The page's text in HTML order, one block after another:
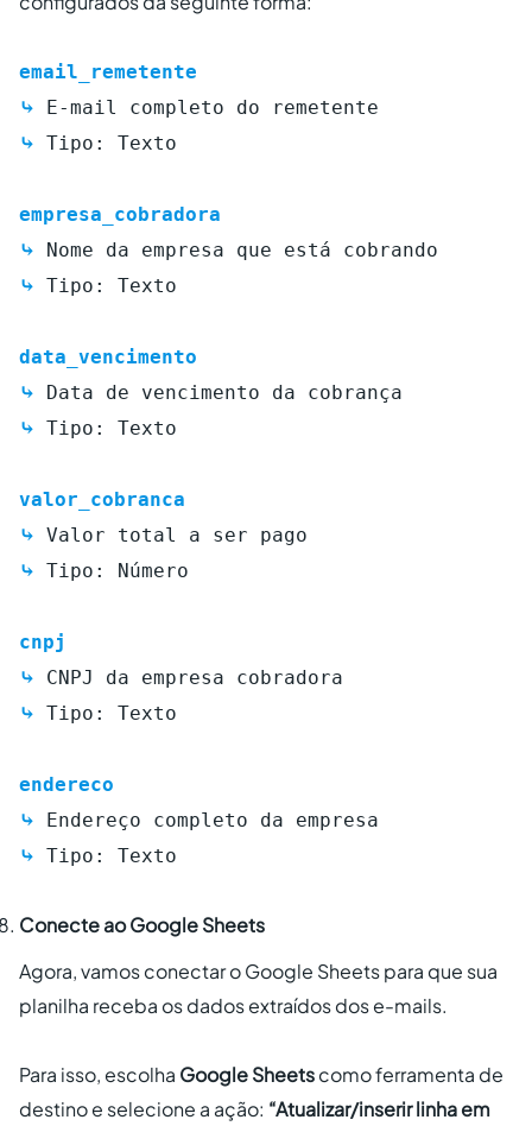
email_remetente
⤷ E-mail completo do remetente
⤷ Tipo: Texto
empresa_cobradora
⤷ Nome da empresa que está cobrando
⤷ Tipo: Texto
data_vencimento
⤷ Data de vencimento da cobrança
⤷ Tipo: Texto
valor_cobranca
⤷ Valor total a ser pago
⤷ Tipo: Número
cnpj
⤷ CNPJ da empresa cobradora
⤷ Tipo: Texto
endereco
⤷ Endereço completo da empresa
⤷ Tipo: Texto
Conecte ao Google Sheets
Agora, vamos conectar o Google Sheets para que sua
planilha receba os dados extraídos dos e-mails.
Para isso, escolha Google Sheetscomo ferramenta de
destino e selecione a ação: “Atualizar/inserir linha em